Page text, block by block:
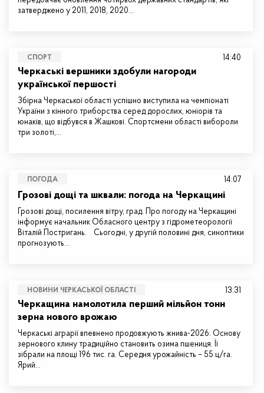
затверджено у 2011, 2018, 2020…
СПОРТ
Черкаські вершники здобули нагороди
української першості
Збірна Черкаської області успішно виступила на чемпіонаті
України з кінного триборства серед дорослих, юніорів та
юнаків, що відбувся в Жашкові. Спортсмени області вибороли
три золоті,…
14:40
ПОГОДА
Грозові дощі та шквали: погода на Черкащині
Грозові дощі, посилення вітру, град. Про погоду на Черкащині
інформує начальник Обласного центру з гідрометеорології
Віталій Постригань. Сьогодні, у другій половині дня, синоптики
прогнозують…
14:07
НОВИНИ ЧЕРКАСЬКОЇ ОБЛАСТІ
Черкащина намолотила перший мільйон тонн
зерна нового врожаю
Черкаські аграрії впевнено продовжують жнива-2026. Основу
зернового клину традиційно становить озима пшениця. Її
зібрали на площі 196 тис. га. Середня урожайність – 55 ц/га.
Ярий…
13:31